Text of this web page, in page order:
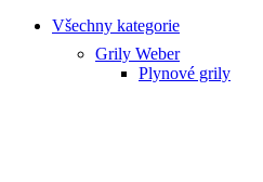
Všechny kategorie
Grily Weber
Plynové grily